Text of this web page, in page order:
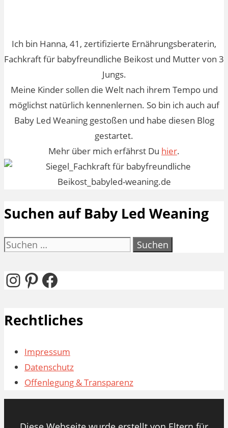
Ich bin Hanna, 41, zertifizierte Ernährungsberaterin,
Fachkraft für babyfreundliche Beikost und Mutter von 3
Jungs.
Meine Kinder sollen die Welt nach ihrem Tempo und
möglichst natürlich kennenlernen. So bin ich auch auf
Baby Led Weaning gestoßen und habe diesen Blog
gestartet.
Mehr über mich erfährst Du hier.
Suchen auf Baby Led Weaning
Suchen
Instagram
Pinterest
Facebook
Rechtliches
Impressum
Datenschutz
Offenlegung & Transparenz